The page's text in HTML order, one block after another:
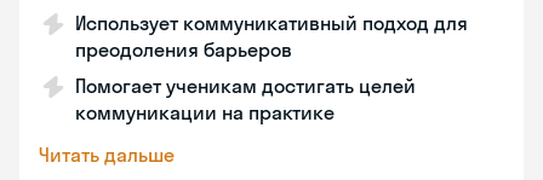
Использует коммуникативный подход для
преодоления барьеров
Помогает ученикам достигать целей
коммуникации на практике
Читать дальше